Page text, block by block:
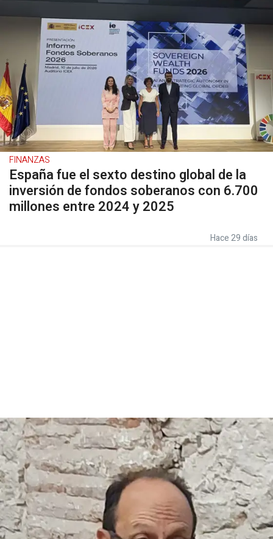
FINANZAS
España fue el sexto destino global de la
inversión de fondos soberanos con 6.700
millones entre 2024 y 2025
Hace 29 días